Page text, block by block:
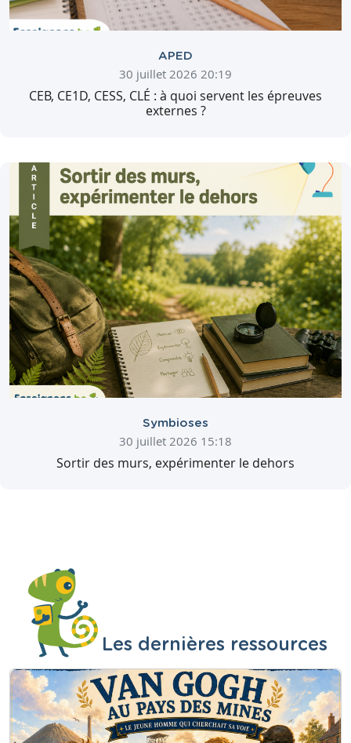
APED
30 juillet 2026 20:19
CEB, CE1D, CESS, CLÉ : à quoi servent les épreuves
externes ?
Symbioses
30 juillet 2026 15:18
Sortir des murs, expérimenter le dehors
Les dernières ressources